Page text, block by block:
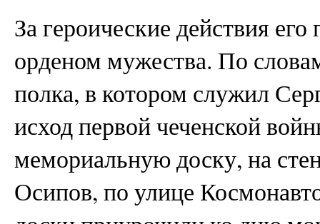
За героические действия
орденом мужества. По
полка, в котором служил
исход первой чеченской
мемориальную доску, на
Осипов, по улице